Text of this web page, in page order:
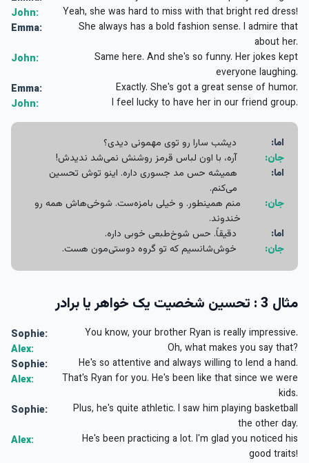
John: Yeah, she was hard to miss with that bright red dress!
Emma:
She always has a bold fashion sense. I admire that
about her.
John:
Same here. And she's so funny. Her jokes kept
everyone laughing.
Emma: Exactly. She's got a great sense of humor.
John: I feel lucky to have her in our friend group.
اما:
دیشب سارا رو توی مهمونی دیدی؟
جان:
آره، با اون لباس قرمز روشنش نمی‌شد ندیدش!
اما:
همیشه حس مد جسوری داره. اینو توش تحسین
می‌کنم.
جان:
منم همینطور. و خیلی بامزه‌ست. شوخی‌هاش همه رو
خندوند.
اما:
دقیقاً. حس شوخ‌طبعی خوبی داره.
جان:
خوش‌شانسیم که تو گروه دوستی‌مون هست.
مثال 3 : تحسین شخصیت یک خواهر یا برادر
Sophie: You know, your brother Ryan is really impressive.
Alex: Oh, what makes you say that?
Sophie: He's so attentive and always willing to lend a hand.
Alex:
That's Ryan for you. He's been like that since we were
kids.
Sophie:
Plus, he's quite athletic. I saw him playing basketball
the other day.
Alex:
He's been practicing a lot. I'm glad you noticed his
good traits!